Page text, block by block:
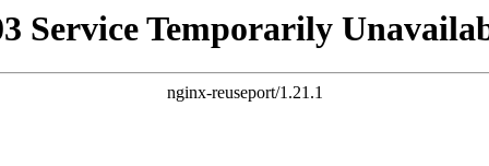
Service Temporarily
nginx-reuseport/1.21.1